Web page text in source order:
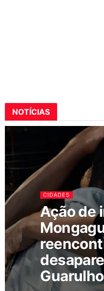
NOTÍCIAS
CIDADES
Ação de